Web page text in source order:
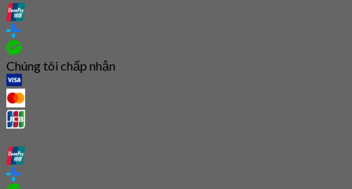
Chúng tôi chấp nhận